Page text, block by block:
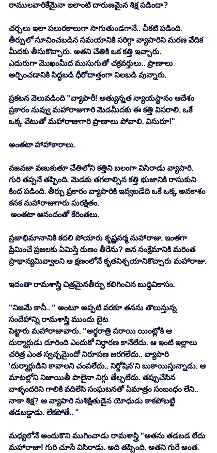
రాములవారికేమైనా ఇలాంటి దారుణమైన శిక్ష పడిందా?
చర్చలు ఇలా పలురకాలుగా సాగుతుండగానే.. చీకటి పడింది.
తీర్పులో సూచించబడిన సమయానికి సరిగ్గా వ్యాపారిని మరణ వేదిక
మీదకు తీసుకొచ్చారు. అతని చేతికి ఒక కత్తి ఇచ్చారు.
ఎదురుగా మొఖంమీద ముసుగుతో చక్రవర్తులు.. ప్రాణాలు
అర్పించడానికి సిద్ధబడి ధీరోదాత్తంగా నిలబడి వున్నారు.
ప్రకటన వెలువడింది "వ్యాపారీ! అత్యున్నత న్యాయస్థానం ఆదేశం
ప్రకారం నువ్వు మహారాజుగారి మెడమీదకు ఈ కత్తి విసరాలి. ఒకే
ఒక్క వేటుతో మహారాజుగారి ప్రాణాలు పోవాలి. విసురూ!"
అంతటా హాహాకారాలు.
వజవజా వణుకుతూ చేతిలోని కత్తిని బలంగా విసిరాడు వ్యాపారి.
గురి తప్పనే తప్పింది. మెడకు తగలాల్సిన కత్తి భుజానికి రాసుకుని
కింద పడింది. తీర్పు ప్రకారం వ్యాపారికి ఇవ్వబడేది ఒకే ఒక్క అవకాశం
కనక మహారాజుగారు సురక్షితం.
అంతటా ఆనందంతో కేరింతలు.
ప్రజాభిమానానికి కదలి పోయారు కృష్ణవర్మ మహారాజు. ఇంతగా
ప్రేమించే ప్రజలకు ఏమిస్తే రుణం తీరేను? జన సంక్షేమానికి మరింత
ప్రాథాన్యమివ్వాలని ఆ క్షణంలోనే కృతనిశ్చయానికొచ్చారు మహారాజు.
ఇదంతా రామశాస్త్రి చిత్రమైనతీర్పు కలిగించిన బుద్ధివికాసం.
"నిజమే కానీ.. " అంటూ అప్పటి వరకూ తనను తొలుస్తున్న
సందేహాన్ని రామశాస్త్రి ముందు బైట
పెట్టారు మహారాజావారు. "అర్థరాత్రి పరాయి యింట్లోకి ఆ
దుర్మార్గుడు దూరింది ఎందుకో నిర్ధారణ కానేలేదు. ఆ ఇంటి ఇల్లాలు
చరిత్ర ఎంత స్వచ్చమైందో నిరూపణ జరగలేదు.. వ్యాపారి
'దుర్మార్గుడిని కావాలని చంపలేదు.. నిర్దోషిన'ని బుకాయిస్తున్నాడు. ఆ
మాటల్లోని నిజాయితీ పాలైనా నిగ్గు తేల్చలేదు. తప్పుచేసిన
వాళ్ళందరిని గాలికి వదిలేసి సంఘటనతో ఏమాత్రం సంబంధం లేని..
నాకా శిక్ష? ఆ వ్యాపారి సుశిక్షితుడైన యోధుడు కాకపోబట్టి
తడబడ్డాడు. లేకపోతే.. "
మధ్యలోనే అందుకొని ముగించాడు రామశాస్త్రి "అతను తడబడ లేదు
మహారాజా! గురి చూసే విసిరాడు. అది తప్పింది. అతని గురే అంత.